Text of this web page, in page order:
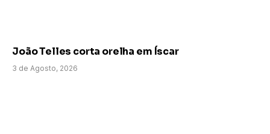
João Telles corta orelha em Íscar
3 de Agosto, 2026